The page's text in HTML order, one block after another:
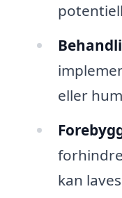
eller
kan